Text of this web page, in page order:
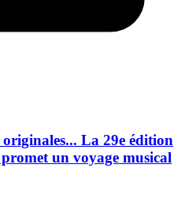
La 29e édition
un voyage musical